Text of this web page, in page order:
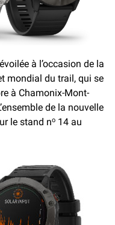
à l’occasion de la
mondial du trail, qui se
à Chamonix-Mont-
de la nouvelle
le stand no 14 au